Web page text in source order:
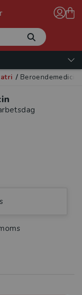
/ Beroendemedicin